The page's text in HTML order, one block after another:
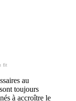
fit
au
toujours
à accroître le